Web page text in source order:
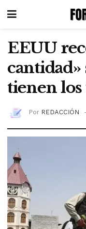
EEUU
cantidad»
tienen
Por REDACCIÓN